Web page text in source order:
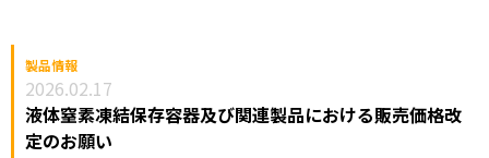
バイオ機器
開発・サポート
グループ関係会社
医療用ガス
医療機器
在宅医療
開発・サポート
メディカル・テクニカル・サービスセンター
製品情報
2026.02.17
液体窒素凍結保存容器及び関連製品における販売価格改
定のお願い